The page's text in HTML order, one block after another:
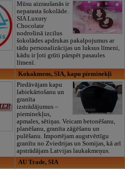
Mūsu aizraušanās ir
neparasta šokolāde.
SIA Luxury
Chocolate
nodrošinā izcilus
šokolādes apdrukas pakalpojumus ar
tādu personalizācijas un luksus līmeni,
kādu ir ļoti grūti pārspēt pasaules
līmenī.
Kokakmens, SIA, kapu pieminekļi
Piedāvājam kapu
labiekārtošanu un
granīta
izstrādājumus –
pieminekļus,
apmales, sētiņas. Veicam betonēšanu,
planēšanu, granīta zāģēšanu un
pulēšanu. Importējam augstvērtīgu
granītu no Zviedrijas un Somijas, kā arī
apstrādājam Latvijas laukakmeņus.
AU Trade, SIA